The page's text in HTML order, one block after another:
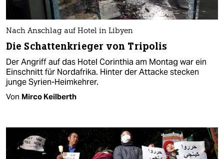
Nach Anschlag auf Hotel in Libyen
Die Schattenkrieger von Tripolis
Der Angriff auf das Hotel Corinthia am Montag war ein
Einschnitt für Nordafrika. Hinter der Attacke stecken
junge Syrien-Heimkehrer.
Von Mirco Keilberth